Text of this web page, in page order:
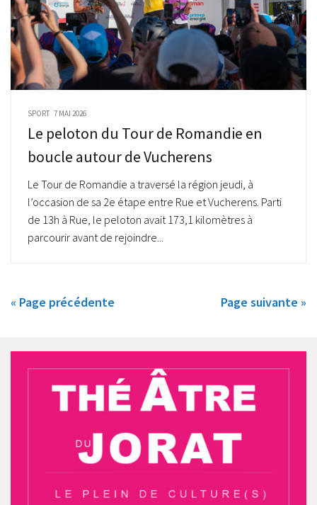
SPORT 7 MAI 2026
Le peloton du Tour de Romandie en
boucle autour de Vucherens
Le Tour de Romandie a traversé la région jeudi, à
l’occasion de sa 2e étape entre Rue et Vucherens. Parti
de 13h à Rue, le peloton avait 173,1 kilomètres à
parcourir avant de rejoindre...
« Page précédente Page suivante »